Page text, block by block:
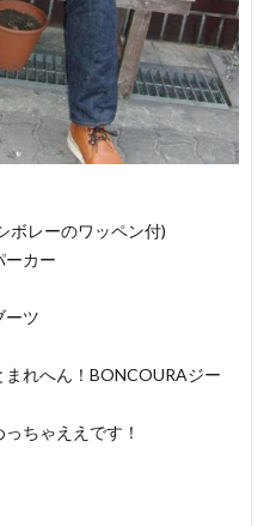
ボレーのワッペン付)
ーカー
ーツ
れへん！BONCOURAジー
ちゃええです！